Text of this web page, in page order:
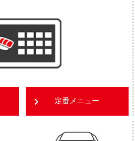
定番メニュー